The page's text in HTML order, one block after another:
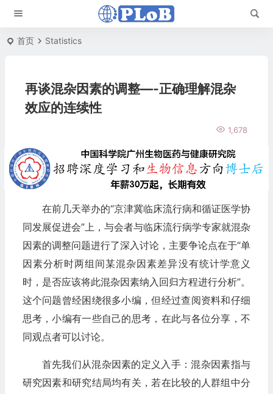
首页 Statistics
再谈混杂因素的调整—-正确理解混杂
效应的连续性
1,678
在前几天举办的“京津冀临床流行病和循证医学协
同发展促进会”上，与会者与临床流行病学专家就混杂
因素的调整问题进行了深入讨论，主要争论点在于“单
因素分析时两组间某混杂因素差异没有统计学意义
时，是否应该将此混杂因素纳入回归方程进行分析”。
这个问题曾经困绕很多小编，但经过查阅资料和仔细
思考，小编有一些自己的思考，在此与各位分享，不
同观点者可以讨论。
首先我们从混杂因素的定义入手：混杂因素指与
研究因素和研究结局均有关，若在比较的人群组中分